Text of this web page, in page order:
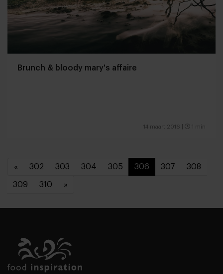
Brunch & bloody mary's affaire
14 maart 2016 1 min
« 302 303 304 305 306 307 308
309 310 »